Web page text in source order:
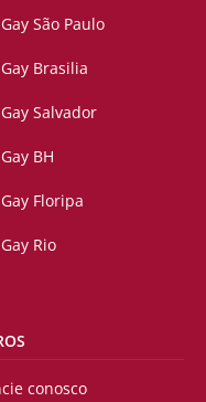
São Paulo
Brasilia
Salvador
BH
Floripa
Rio
conosco